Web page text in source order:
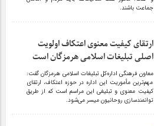
جماعت باشند.
ارتقای کیفیت معنوی اعتکاف اولویت
اصلی تبلیغات اسلامی هرمزگان است
معاون فرهنگی اداره‌کل تبلیغات اسلامی هرمزگان گفت:
مهم‌ترین مأموریت این اداره در حوزه اعتکاف، ارتقای
کیفیت معنوی و تبلیغی این مراسم است که از طریق
توانمندسازی روحانیون میسر می‌شود.